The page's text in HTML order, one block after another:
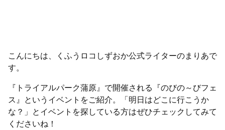
こんにちは、くふうロコしずおか公式ライターのまりあで
す。
『トライアルパーク蒲原』で開催される『のびの～びフェ
ス』というイベントをご紹介。「明日はどこに行こうか
な？」とイベントを探している方はぜひチェックしてみて
くださいね！